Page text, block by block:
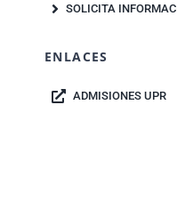
SOLICITA
ENLACES
ADMISIONES UPR